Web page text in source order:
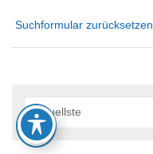
Suchformular zurücksetzen